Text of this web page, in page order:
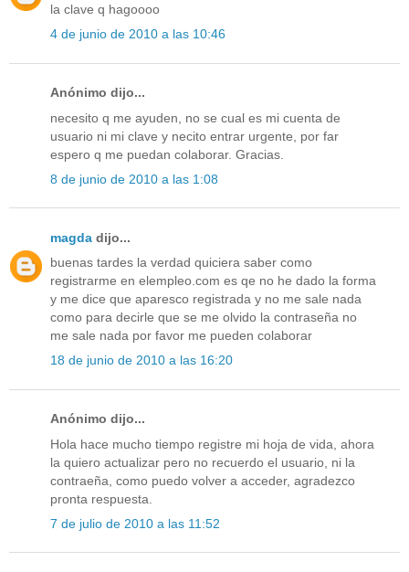
la clave q hagoooo
4 de junio de 2010 a las 10:46
Anónimo dijo...
necesito q me ayuden, no se cual es mi cuenta de
usuario ni mi clave y necito entrar urgente, por far
espero q me puedan colaborar. Gracias.
8 de junio de 2010 a las 1:08
magda dijo...
buenas tardes la verdad quiciera saber como
registrarme en elempleo.com es qe no he dado la forma
y me dice que aparesco registrada y no me sale nada
como para decirle que se me olvido la contraseña no
me sale nada por favor me pueden colaborar
18 de junio de 2010 a las 16:20
Anónimo dijo...
Hola hace mucho tiempo registre mi hoja de vida, ahora
la quiero actualizar pero no recuerdo el usuario, ni la
contraeña, como puedo volver a acceder, agradezco
pronta respuesta.
7 de julio de 2010 a las 11:52